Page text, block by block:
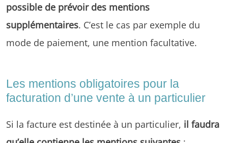
possible de prévoir des mentions
supplémentaires. C’est le cas par exemple du
mode de paiement, une mention facultative.
Les mentions obligatoires pour la
facturation d’une vente à un particulier
Si la facture est destinée à un particulier, il faudra